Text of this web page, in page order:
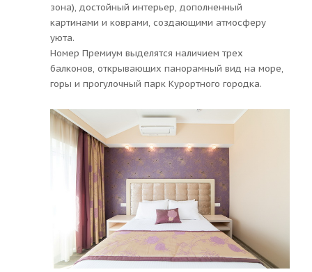
зона), достойный интерьер, дополненный
картинами и коврами, создающими атмосферу
уюта.
Номер Премиум выделятся наличием трех
балконов, открывающих панорамный вид на море,
горы и прогулочный парк Курортного городка.